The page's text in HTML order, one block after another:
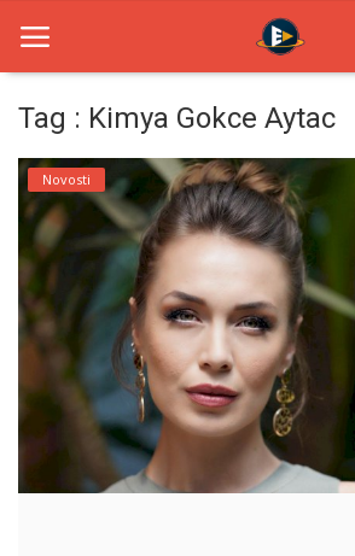
Home
Novosti
TV Serije
Filmovi
Glumci
Contact
Tag : Kimya Gokce Aytac
Novosti